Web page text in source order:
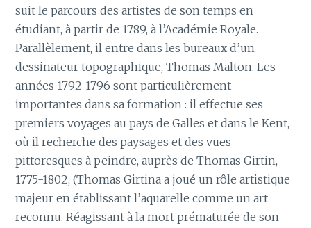
suit le parcours des artistes de son temps en
étudiant, à partir de 1789, à l’Académie Royale.
Parallèlement, il entre dans les bureaux d’un
dessinateur topographique, Thomas Malton. Les
années 1792-1796 sont particulièrement
importantes dans sa formation : il effectue ses
premiers voyages au pays de Galles et dans le Kent,
où il recherche des paysages et des vues
pittoresques à peindre, auprès de Thomas Girtin,
1775-1802, (Thomas Girtina a joué un rôle artistique
majeur en établissant l’aquarelle comme un art
reconnu. Réagissant à la mort prématurée de son